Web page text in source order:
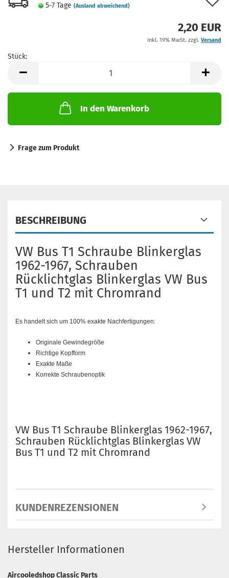
5-7 Tage (Ausland abweichend)
2,20 EUR
inkl. 19% MwSt. zzgl. Versand
Stück:
In den Warenkorb
Frage zum Produkt
BESCHREIBUNG
VW Bus T1 Schraube Blinkerglas
1962-1967, Schrauben
Rücklichtglas Blinkerglas VW Bus
T1 und T2 mit Chromrand
Es handelt sich um 100% exakte Nachfertigungen:
Originale Gewindegröße
Richtige Kopfform
Exakte Maße
Korrekte Schraubenoptik
VW Bus T1 Schraube Blinkerglas 1962-1967,
Schrauben Rücklichtglas Blinkerglas VW
Bus T1 und T2 mit Chromrand
KUNDENREZENSIONEN
Hersteller Informationen
Aircooledshop Classic Parts